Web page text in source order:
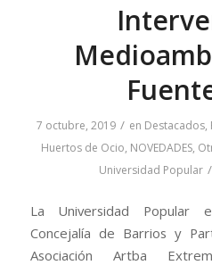
7 octubre, 2019 / en Destacados,
Huertos de Ocio, NOVEDADES,
Universidad Popular /
La Universidad Popular
Concejalía de Barrios y
Asociación Artba